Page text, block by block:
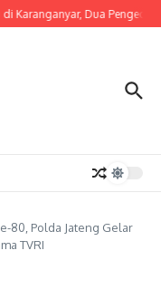
Karanganyar, Dua Pengedar
80, Polda Jateng Gelar
TVRI